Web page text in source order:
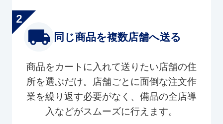
同じ商品を複数店舗へ送る
商品をカートに入れて送りたい店舗の住
所を選ぶだけ。店舗ごとに面倒な注文作
業を繰り返す必要がなく、備品の全店導
入などがスムーズに行えます。